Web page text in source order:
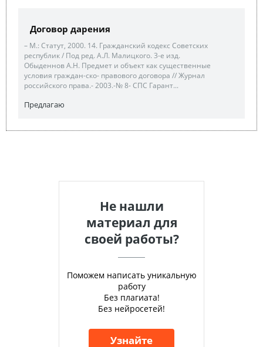
Договор дарения
– М.: Статут, 2000. 14. Гражданский кодекс Советских
республик / Под ред. А.Л. Малицкого. 3-е изд.
Обыденнов А.Н. Предмет и объект как существенные
условия граждан-ско- правового договора // Журнал
российского права.- 2003.-№ 8- СПС Гарант...
Предлагаю
Не нашли
материал для
своей работы?
Поможем написать уникальную
работу
Без плагиата!
Без нейросетей!
Узнайте